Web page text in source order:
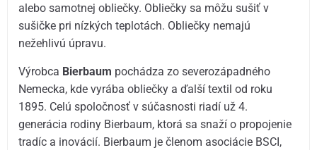
alebo samotnej obliečky. Obliečky sa môžu sušiť v
sušičke pri nízkých teplotách. Obliečky nemajú
nežehlivú úpravu.
Výrobca Bierbaum pochádza zo severozápadného
Nemecka, kde vyrába obliečky a ďalší textil od roku
1895. Celú spoločnosť v súčasnosti riadí už 4.
generácia rodiny Bierbaum, ktorá sa snaží o propojenie
tradíc a inovácií. Bierbaum je členom asociácie BSCI,